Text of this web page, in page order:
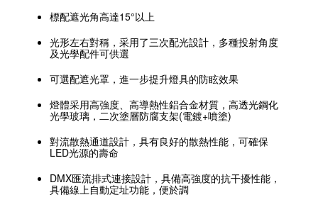
標配遮光⾓⾼達15°以上
光形左右對稱，采⽤了三次配光設計，多種投射⾓度
及光學配件可供選
可選配遮光罩，進⼀步提升燈具的防眩效果
燈體采⽤⾼強度、⾼導熱性鋁合⾦材質，⾼透光鋼化
光學玻璃，⼆次塗層防腐⽀架(電鍍+噴塗)
對流散熱通道設計，具有良好的散熱性能，可確保
LED光源的壽命
DMX匯流排式連接設計，具備⾼強度的抗⼲擾性能，
具備線上⾃動定址功能，便於調